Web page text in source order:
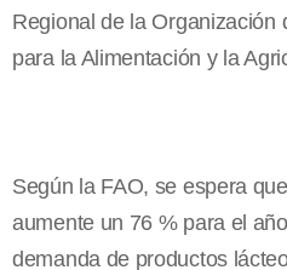
Regional de la Organización
para la Alimentación y la
Según la FAO, se espera
aumente un 76 % para el
demanda de productos